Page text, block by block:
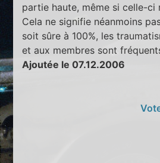
partie haute, même si celle-ci
Cela ne signifie néanmoins
soit sûre à 100%, les
et aux membres sont
Ajoutée le 07.12.2006